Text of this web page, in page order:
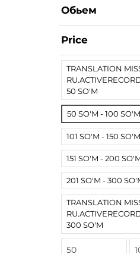
Обьем
Price
TRANSLATION
50 SO'M
50 SO'M - 100 SO'M
101 SO'M - 150 SO'M
151 SO'M - 200
201 SO'M - 300
TRANSLATION
300 SO'M